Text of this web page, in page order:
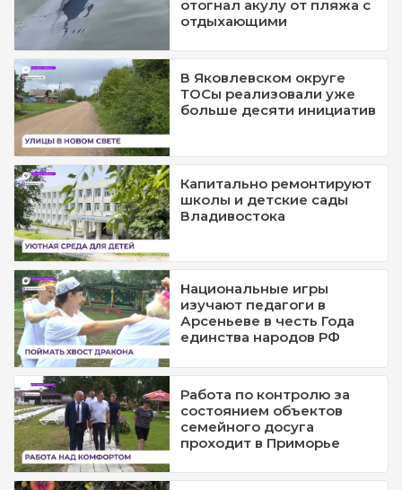
отогнал акулу от пляжа с
отдыхающими
В Яковлевском округе
ТОСы реализовали уже
больше десяти инициатив
Капитально ремонтируют
школы и детские сады
Владивостока
Национальные игры
изучают педагоги в
Арсеньеве в честь Года
единства народов РФ
Работа по контролю за
состоянием объектов
семейного досуга
проходит в Приморье